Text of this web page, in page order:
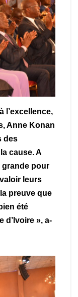
l’excellence,
Anne Konan
des
cause. A
grande pour
leurs
preuve que
été
d’Ivoire », a-